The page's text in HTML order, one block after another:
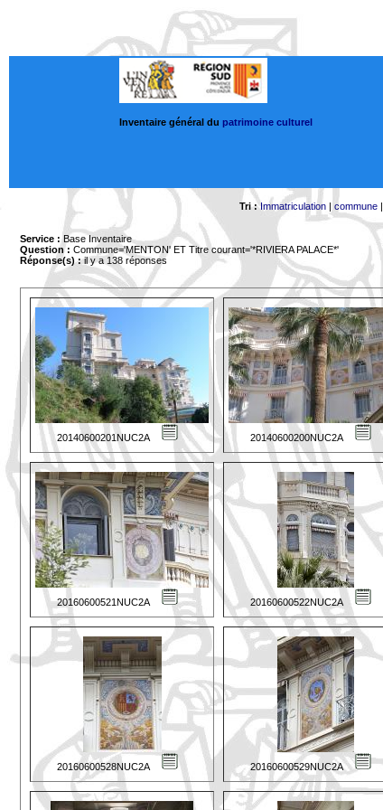
Inventaire général du patrimoine culturel
Tri : Immatriculation| commune|
Service : Base Inventaire
Question : Commune='MENTON' ET Titre courant='*RIVIERA PALACE*'
Réponse(s) :il y a 138 réponses
20140600201NUC2A 20140600200NUC2A
20160600521NUC2A 20160600522NUC2A
20160600528NUC2A 20160600529NUC2A